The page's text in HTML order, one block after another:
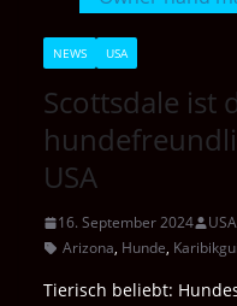
NEWS USA
Scottsdale ist
USA
16. September 2024
Arizona, Hunde,
Tierisch beliebt: